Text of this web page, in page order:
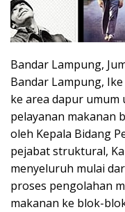
Bandar Lampung,
Bandar Lampung,
ke area dapur
pelayanan makanan
oleh Kepala Bidang
pejabat struktural,
menyeluruh mulai
proses pengolahan
makanan ke blok-